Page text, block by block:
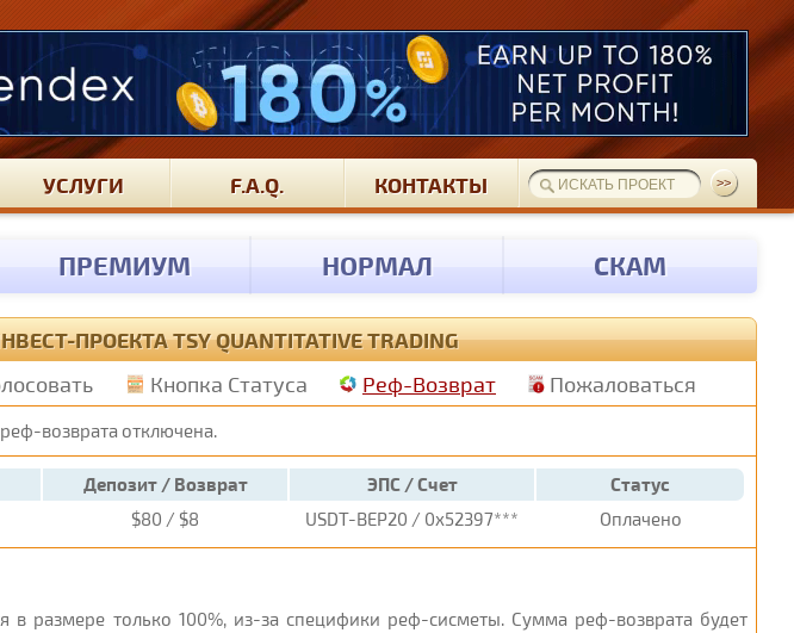
УСЛУГИ F.A.Q. КОНТАКТЫ
ПРЕМИУМ НОРМАЛ СКАМ
ПРОЕКТА TSY QUANTITATIVE TRADING
Кнопка Статуса Реф-Возврат Пожаловаться
возврата отключена.
Депозит / Возврат ЭПС / Счет
Статус
$80 / $8 USDT-BEP20 / 0x52397*** Оплачено
в размере только 100%, из-за специфики реф-сисметы. Сумма реф-возврата будет